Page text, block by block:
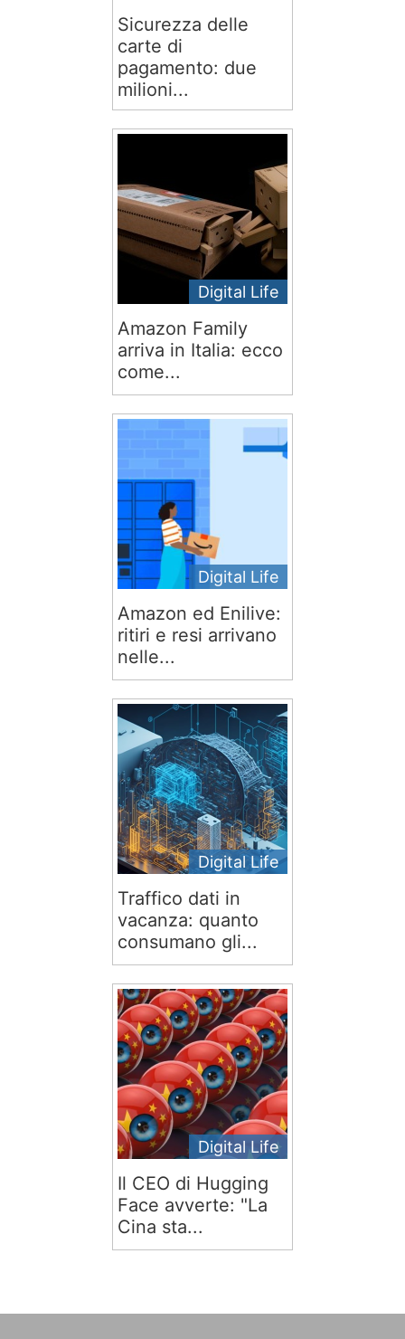
Sicurezza delle
carte di
pagamento: due
milioni...
Digital Life
Amazon Family
arriva in Italia: ecco
come...
Digital Life
Amazon ed Enilive:
ritiri e resi arrivano
nelle...
Digital Life
Traffico dati in
vacanza: quanto
consumano gli...
Digital Life
Il CEO di Hugging
Face avverte: "La
Cina sta...